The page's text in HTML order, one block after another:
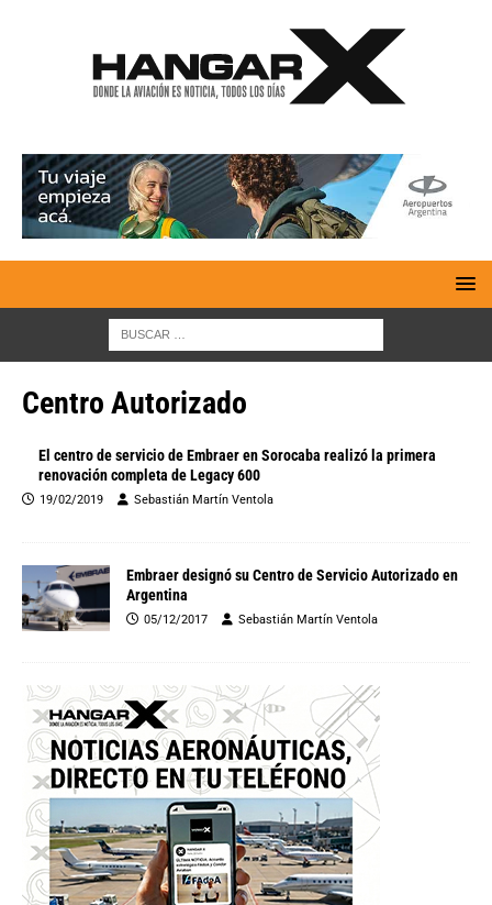
Centro Autorizado
El centro de servicio de Embraer en Sorocaba realizó la primera
renovación completa de Legacy 600
19/02/2019 Sebastián Martín Ventola
Embraer designó su Centro de Servicio Autorizado en
Argentina
05/12/2017 Sebastián Martín Ventola